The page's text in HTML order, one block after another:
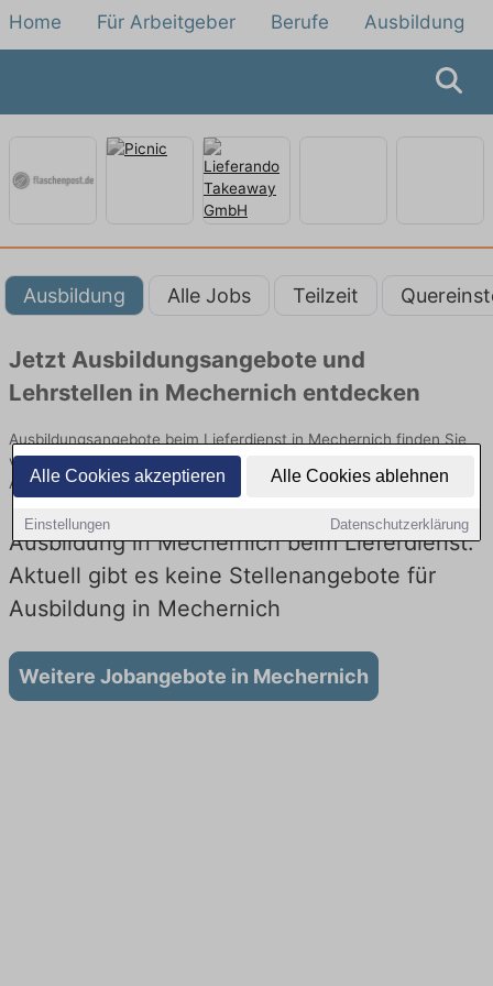
Alle Cookies akzeptieren Alle Cookies ablehnen
Einstellungen Datenschutzerklärung
Home Für Arbeitgeber Berufe Ausbildung
Ausbildung Alle Jobs Teilzeit
Jetzt Ausbildungsangebote und
Lehrstellen in Mechernich entdecken
Ausbildungsangebote beim Lieferdienst in Mechernich finden Sie
von namhaften Firmen. Entdecken Sie freie Optionen von Top-
Arbeitgebern und bewerben Sie sich noch heute.
Ausbildung in Mechernich beim Lieferdienst:
Aktuell gibt es keine Stellenangebote für
Ausbildung in Mechernich
Weitere Jobangebote in Mechernich